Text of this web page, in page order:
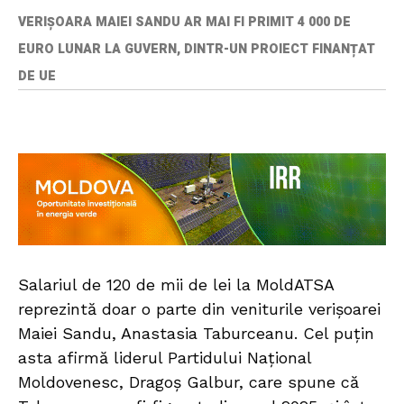
VERIȘOARA MAIEI SANDU AR MAI FI PRIMIT 4 000 DE
EURO LUNAR LA GUVERN, DINTR-UN PROIECT FINANȚAT
DE UE
Salariul de 120 de mii de lei la MoldATSA
reprezintă doar o parte din veniturile verișoarei
Maiei Sandu, Anastasia Taburceanu. Cel puțin
asta afirmă liderul Partidului Național
Moldovenesc, Dragoș Galbur, care spune că